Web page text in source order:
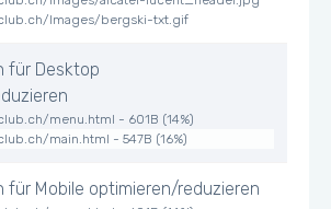
Images/bergski-txt.gif
für Desktop
menu.html - 601B (14%)
main.html - 547B (16%)
für Mobile optimieren/reduzieren